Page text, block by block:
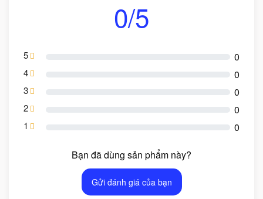
0/5
5 0
4 0
3 0
2 0
1 0
Bạn đã dùng sản phẩm này?
Gửi đánh giá của bạn